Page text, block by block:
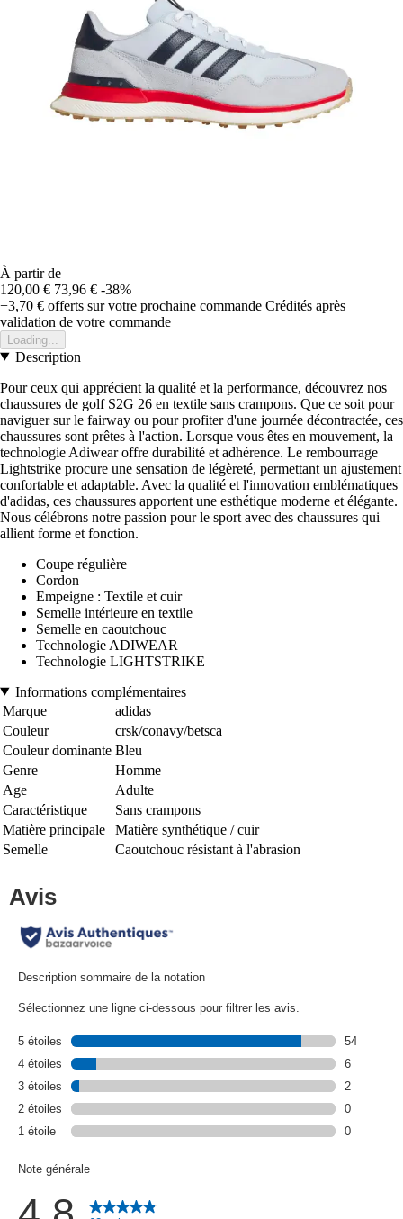
À partir de
120,00 € 73,96 € -38%
+3,70 € offerts sur votre prochaine commande Crédités après
validation de votre commande
Loading...
Description
Pour ceux qui apprécient la qualité et la performance, découvrez nos
chaussures de golf S2G 26 en textile sans crampons. Que ce soit pour
naviguer sur le fairway ou pour profiter d'une journée décontractée, ces
chaussures sont prêtes à l'action. Lorsque vous êtes en mouvement, la
technologie Adiwear offre durabilité et adhérence. Le rembourrage
Lightstrike procure une sensation de légèreté, permettant un ajustement
confortable et adaptable. Avec la qualité et l'innovation emblématiques
d'adidas, ces chaussures apportent une esthétique moderne et élégante.
Nous célébrons notre passion pour le sport avec des chaussures qui
allient forme et fonction.
Coupe régulière
Cordon
Empeigne : Textile et cuir
Semelle intérieure en textile
Semelle en caoutchouc
Technologie ADIWEAR
Technologie LIGHTSTRIKE
Informations complémentaires
Marque
adidas
Couleur
crsk/conavy/betsca
Couleur dominante Bleu
Genre
Homme
Age
Adulte
Caractéristique
Sans crampons
Matière principale
Matière synthétique / cuir
Semelle
Caoutchouc résistant à l'abrasion